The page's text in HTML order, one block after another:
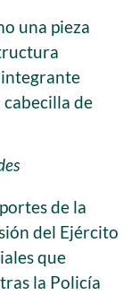
una pieza
de
de la
del Ejército
que
la Policía